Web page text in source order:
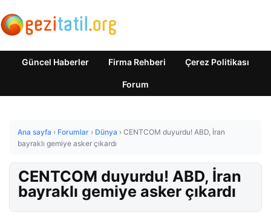
Güncel Haberler Firma Rehberi Çerez Politikası
Forum
Ana sayfa › Forumlar › Dünya › CENTCOM duyurdu! ABD, İran
bayraklı gemiye asker çıkardı
CENTCOM duyurdu! ABD, İran
bayraklı gemiye asker çıkardı